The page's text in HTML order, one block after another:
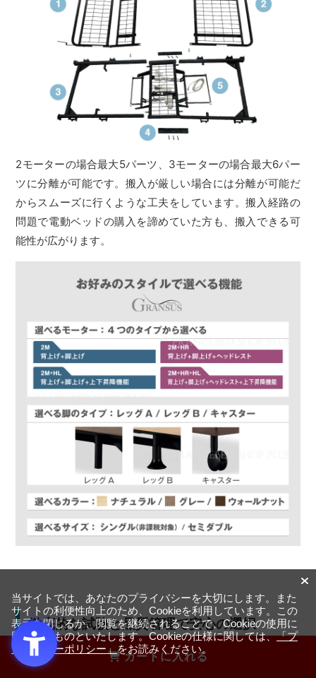
カートに入れる
2モーターの場合最大5パーツ、3モーターの場合最大6パー
ツに分離が可能です。搬入が厳しい場合には分離が可能だ
からスムーズに行くような工夫をしています。搬入経路の
問題で電動ベッドの購入を諦めていた方も、搬入できる可
能性が広がります。
徹底的な試験と品質管理で安心の選択
当サイトでは、あなたのプライバシーを大切にします。また
サイトの利便性向上のため、Cookieを利用しています。この
表示を閉じるか、閲覧を継続されることで、Cookieの使用に
同意するものといたします。Cookieの仕様に関しては、「プ
ライバシーポリシー」をお読みください。